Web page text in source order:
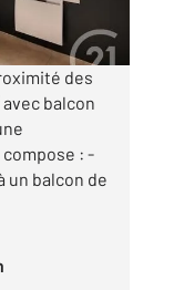
des
balcon
: -
un balcon de